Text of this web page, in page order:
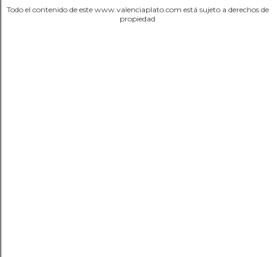
Todo el contenido de este www.valenciaplato.com está sujeto a derechos de
propiedad